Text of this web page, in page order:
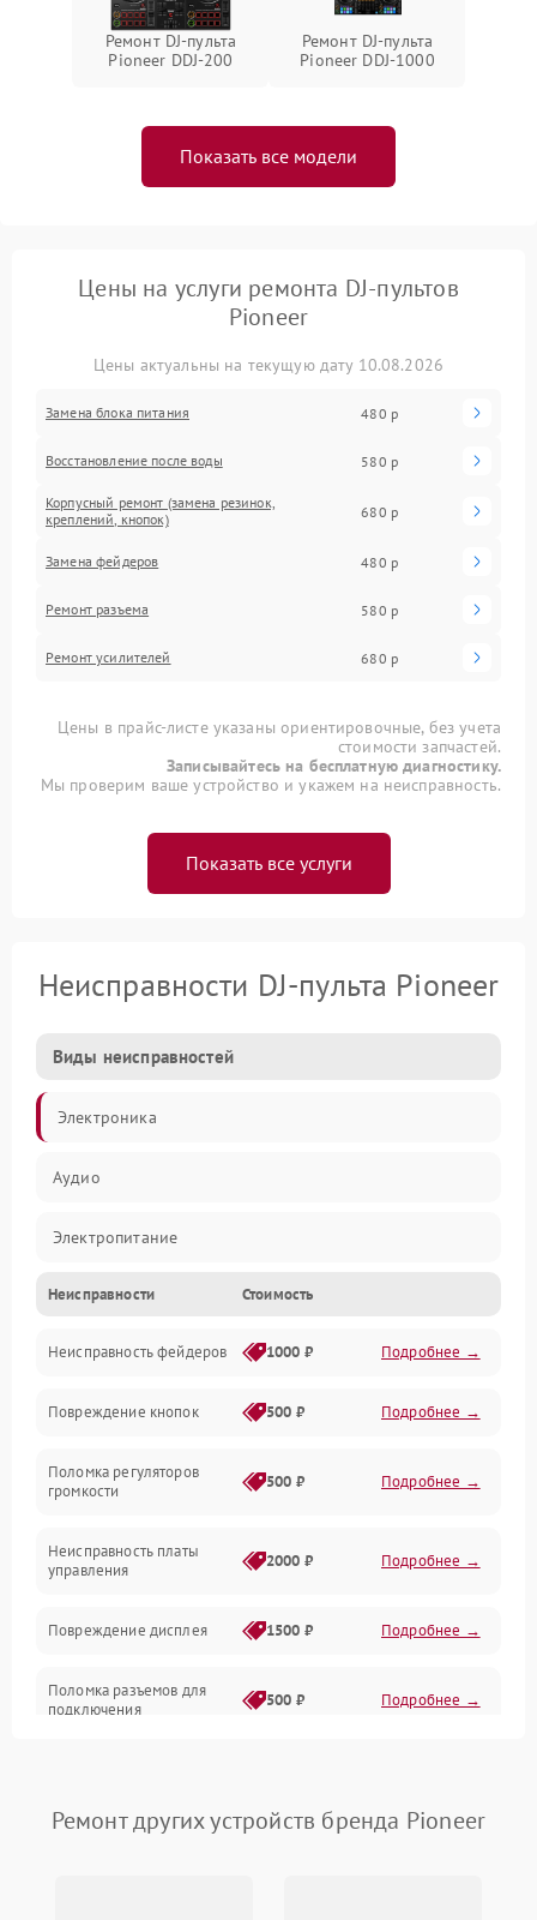
Ремонт DJ-пульта
Pioneer DDJ-200
Ремонт DJ-пульта
Pioneer DDJ-1000
Показать все модели
Цены на услуги ремонта DJ-пультов
Pioneer
Цены актуальны на текущую дату 10.08.2026
Замена блока питания 480 р
Восстановление после воды 580 р
Корпусный ремонт (замена резинок,
креплений, кнопок)
680 р
Замена фейдеров 480 р
Ремонт разъема 580 р
Ремонт усилителей 680 р
Цены в прайс-листе указаны ориентировочные, без учета
стоимости запчастей.
Записывайтесь на бесплатную диагностику.
Мы проверим ваше устройство и укажем на неисправность.
Показать все услуги
Неисправности DJ-пульта Pioneer
Виды неисправностей
Электроника
Аудио
Электропитание
Управление
Интерфейсы
Механические повреждения
Механика
Неисправности Стоимость
Неисправность фейдеров 1000 ₽ Подробнее →
Повреждение кнопок 500 ₽ Подробнее →
Поломка регуляторов
громкости
500 ₽ Подробнее →
Неисправность платы
управления
2000 ₽ Подробнее →
Повреждение дисплея 1500 ₽ Подробнее →
Поломка разъемов для
подключения
500 ₽ Подробнее →
Ремонт других устройств бренда Pioneer